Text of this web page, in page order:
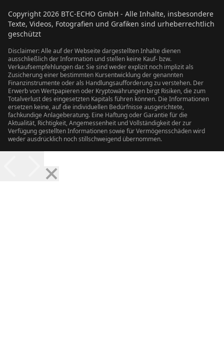
Copyright 2026 BTC-ECHO GmbH - Alle Inhalte, insbesondere
Texte, Videos, Fotografien und Grafiken sind urheberrechtlich
geschützt
Disclaimer: Alle auf der Webseite dargestellten Inhalte dienen
ausschließlich der Information und stellen keine Kauf- bzw.
Verkaufsempfehlungen dar. Sie sind weder explizit noch implizit als
Zusicherung einer bestimmten Kursentwicklung der genannten
Finanzinstrumente oder als Handlungsaufforderung zu verstehen. Der
Erwerb von Wertpapieren oder Kryptowährungen birgt Risiken, die zum
Totalverlust des eingesetzten Kapitals führen können. Die Informationen
ersetzen keine, auf die individuellen Bedürfnisse ausgerichtete,
fachkundige Anlageberatung. Eine Haftung oder Garantie für die
Aktualität, Richtigkeit, Angemessenheit und Vollständigkeit der zur
Verfügung gestellten Informationen sowie für Vermögensschäden wird
weder ausdrücklich noch stillschweigend übernommen.